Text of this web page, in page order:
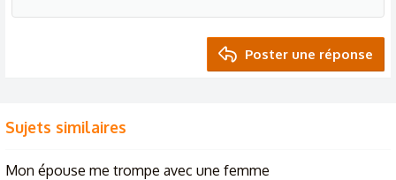
Poster une réponse
Sujets similaires
Mon épouse me trompe avec une femme